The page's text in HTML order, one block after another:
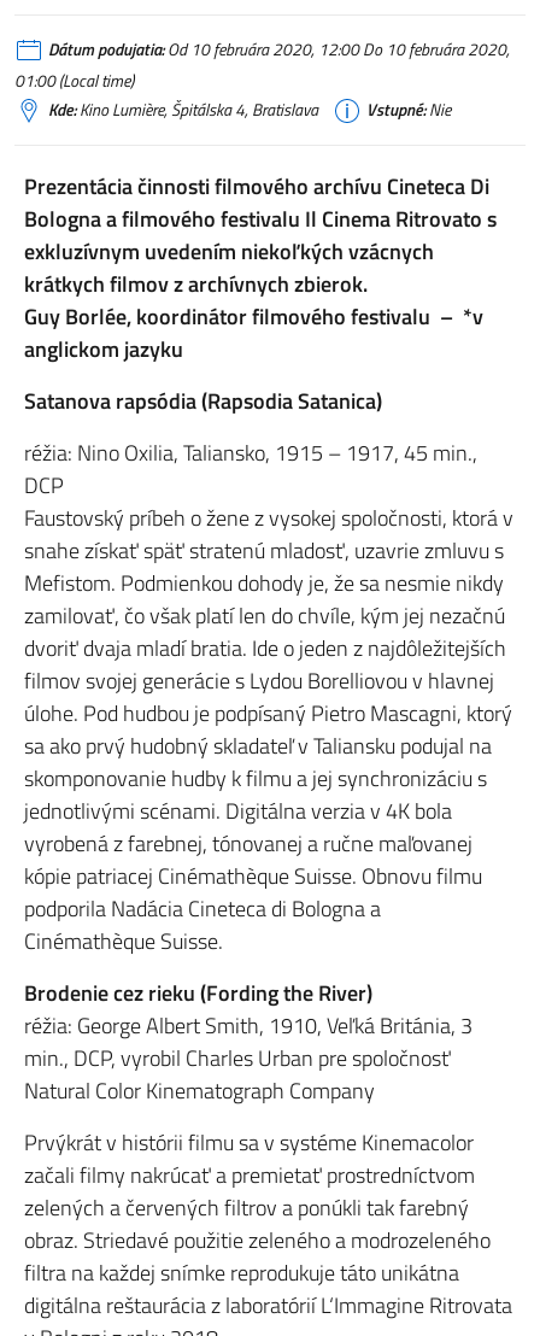
Dátum podujatia:Od 10 februára 2020, 12:00 Do 10 februára 2020,
01:00 (Local time)
Kde:Kino Lumière, Špitálska 4, Bratislava Vstupné:Nie
Prezentácia činnosti filmového archívu Cineteca Di
Bologna a filmového festivalu Il Cinema Ritrovato s
exkluzívnym uvedením niekoľkých vzácnych
krátkych filmov z archívnych zbierok.
Guy Borlée, koordinátor filmového festivalu – *v
anglickom jazyku
Satanova rapsódia (Rapsodia Satanica)
réžia: Nino Oxilia, Taliansko, 1915 – 1917, 45 min.,
DCP
Faustovský príbeh o žene z vysokej spoločnosti, ktorá v
snahe získať späť stratenú mladosť, uzavrie zmluvu s
Mefistom. Podmienkou dohody je, že sa nesmie nikdy
zamilovať, čo však platí len do chvíle, kým jej nezačnú
dvoriť dvaja mladí bratia. Ide o jeden z najdôležitejších
filmov svojej generácie s Lydou Borelliovou v hlavnej
úlohe. Pod hudbou je podpísaný Pietro Mascagni, ktorý
sa ako prvý hudobný skladateľ v Taliansku podujal na
skomponovanie hudby k filmu a jej synchronizáciu s
jednotlivými scénami. Digitálna verzia v 4K bola
vyrobená z farebnej, tónovanej a ručne maľovanej
kópie patriacej Cinémathèque Suisse. Obnovu filmu
podporila Nadácia Cineteca di Bologna a
Cinémathèque Suisse.
Brodenie cez rieku (Fording the River)
réžia: George Albert Smith, 1910, Veľká Británia, 3
min., DCP, vyrobil Charles Urban pre spoločnosť
Natural Color Kinematograph Company
Prvýkrát v histórii filmu sa v systéme Kinemacolor
začali filmy nakrúcať a premietať prostredníctvom
zelených a červených filtrov a ponúkli tak farebný
obraz. Striedavé použitie zeleného a modrozeleného
filtra na každej snímke reprodukuje táto unikátna
digitálna reštaurácia z laboratórií L‘Immagine Ritrovata